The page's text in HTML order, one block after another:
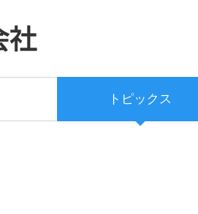
トピックス